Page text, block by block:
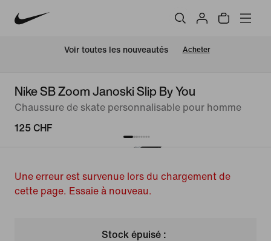
Voir toutes les nouveautés Acheter
Nike SB Zoom Janoski Slip By You
Chaussure de skate personnalisable pour homme
125 CHF
Une erreur est survenue lors du chargement de
cette page. Essaie à nouveau.
Stock épuisé :